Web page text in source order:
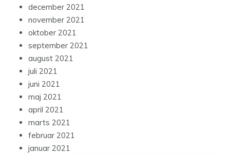
december 2021
november 2021
oktober 2021
september 2021
august 2021
juli 2021
juni 2021
maj 2021
april 2021
marts 2021
februar 2021
januar 2021